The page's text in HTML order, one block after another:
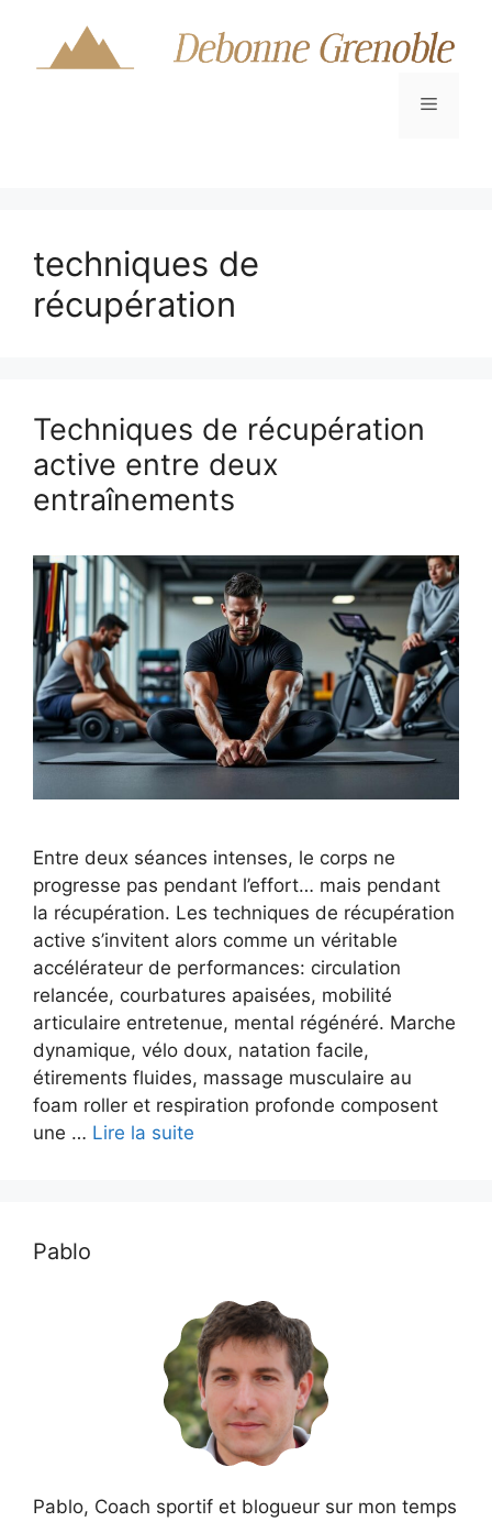
contenu
Menu
techniques de
récupération
Techniques de récupération
active entre deux
entraînements
Entre deux séances intenses, le corps ne
progresse pas pendant l’effort… mais pendant
la récupération. Les techniques de récupération
active s’invitent alors comme un véritable
accélérateur de performances: circulation
relancée, courbatures apaisées, mobilité
articulaire entretenue, mental régénéré. Marche
dynamique, vélo doux, natation facile,
étirements fluides, massage musculaire au
foam roller et respiration profonde composent
une … Lire la suite
Pablo
Pablo, Coach sportif et blogueur sur mon temps